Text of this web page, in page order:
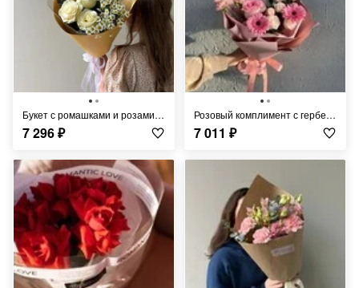
Букет с ромашками и розами FT237
7 296₽
Розовый комплимент с герберами FT1063
7 011 ₽